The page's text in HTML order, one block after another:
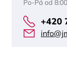
Po-Pá od
+420